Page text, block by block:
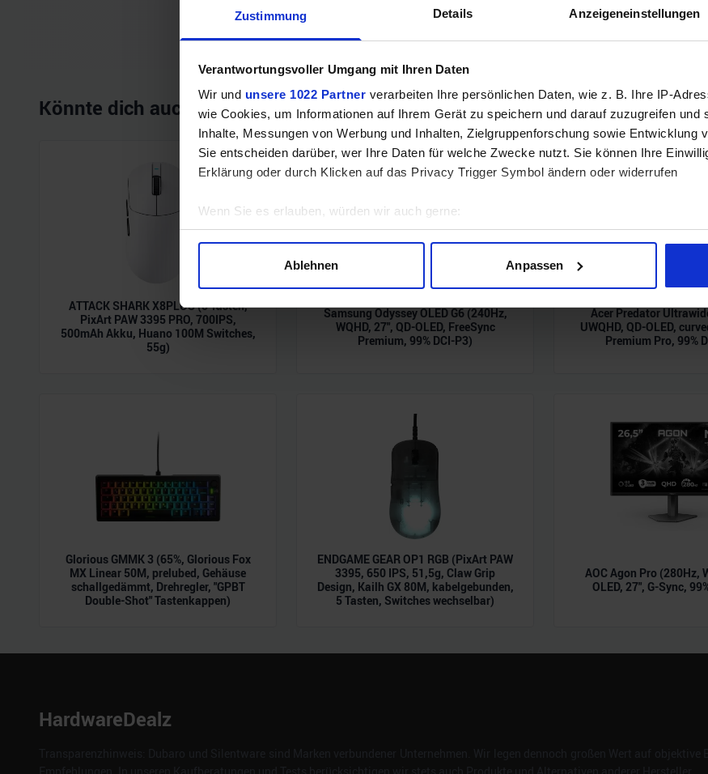
Zustimmung Details Anzeigeneinstellungen
Verantwortungsvoller Umgang mit Ihren Daten
Wir und unsere 1022 Partner verarbeiten Ihre persönlichen Daten, wie z. B. Ihre IP-
wie Cookies, um Informationen auf Ihrem Gerät zu speichern und darauf zuzugreifen und
Inhalte, Messungen von Werbung und Inhalten, Zielgruppenforschung sowie Entwicklung
Sie entscheiden darüber, wer Ihre Daten für welche Zwecke nutzt. Sie können Ihre
Erklärung oder durch Klicken auf das Privacy Trigger Symbol ändern oder widerrufen
Wenn Sie es erlauben, würden wir auch gerne:
Informationen über Ihre geografische Lage erfassen, welche bis auf einige Meter
Erfahren Sie mehr darüber, wie Ihre persönlichen Daten verarbeitet werden, und legen
Wir verwenden Cookies, um Inhalte und Anzeigen zu personalisieren, Funktionen für
Ablehnen Anpassen
Noch keine Kommentare vorhanden.
Könnte dich auch interessieren
ATTACK SHARK X8PLUS (5 Tasten,
PixArt PAW 3395 PRO, 700IPS,
500mAh Akku, Huano 100M Switches,
55g)
Samsung Odyssey OLED G6 (240Hz,
WQHD, 27", QD-OLED, FreeSync
Premium, 99% DCI-P3)
Acer Predator
UWQHD, QD-OLED,
Premium Pro, 99%
Glorious GMMK 3 (65%, Glorious Fox
MX Linear 50M, prelubed, Gehäuse
schallgedämmt, Drehregler, "GPBT
Double-Shot" Tastenkappen)
ENDGAME GEAR OP1 RGB (PixArt PAW
3395, 650 IPS, 51,5g, Claw Grip
Design, Kailh GX 80M, kabelgebunden,
5 Tasten, Switches wechselbar)
AOC Agon Pro (280Hz,
OLED, 27", G-Sync,
HardwareDealz